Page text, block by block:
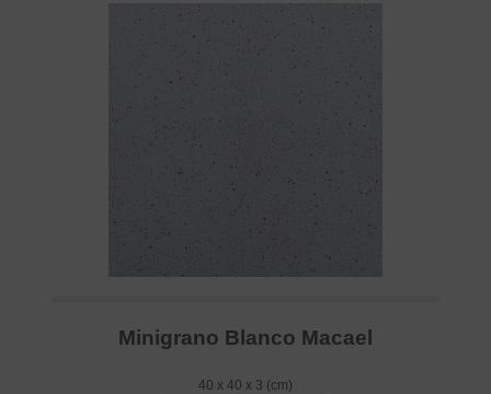
Minigrano Blanco Macael
40 x 40 x 3 (cm)